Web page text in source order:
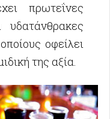
πρωτεΐνες
υδατάνθρακες
οφείλει
της αξία.